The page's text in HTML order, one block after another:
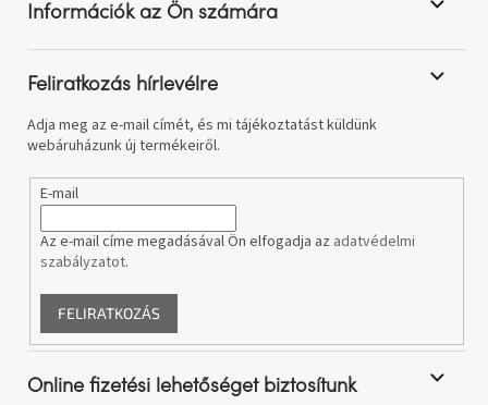
á
e
m
e
Információk az Ön számára
Feliratkozás hírlevélre
Adja meg az e-mail címét, és mi tájékoztatást küldünk
webáruházunk új termékeiről.
E-mail
Az e-mail címe megadásával Ön elfogadja az adatvédelmi
szabályzatot.
FELIRATKOZÁS
Online fizetési lehetőséget biztosítunk